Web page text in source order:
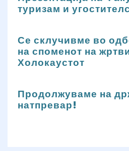
туризам и
Се склучивме во
на споменот на
Холокаустот
Продолжуваме на
натпревар!